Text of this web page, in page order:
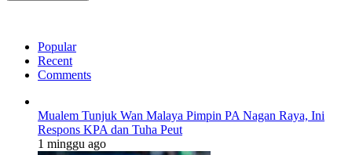
Popular
Recent
Comments
Mualem Tunjuk Wan Malaya Pimpin PA Nagan Raya, Ini
Respons KPA dan Tuha Peut
1 minggu ago